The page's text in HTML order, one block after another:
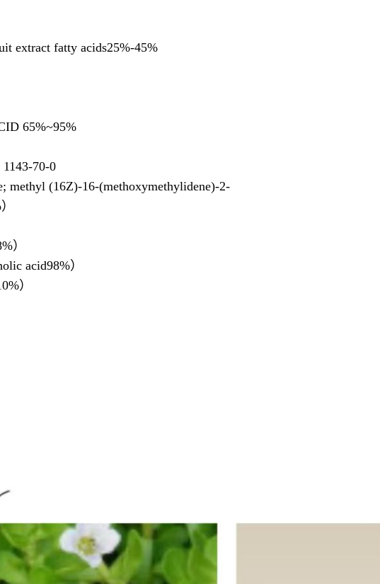
extract fatty acids25%-45%
65%~95%
70-0
methyl (16Z)-16-(methoxymethylidene)-2-
）
）
acid98%）
）